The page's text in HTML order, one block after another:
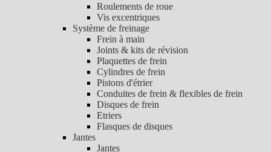
Roulements de roue
Vis excentriques
Système de freinage
Frein à main
Joints & kits de révision
Plaquettes de frein
Cylindres de frein
Pistons d'étrier
Conduites de frein & flexibles de frein
Disques de frein
Etriers
Flasques de disques
Jantes
Jantes